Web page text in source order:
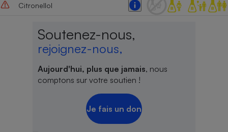
Citronellol
Soutenez-nous,
rejoignez-nous,
Aujourd'hui, plus que jamais, nous
comptons sur votre soutien !
Je fais un don